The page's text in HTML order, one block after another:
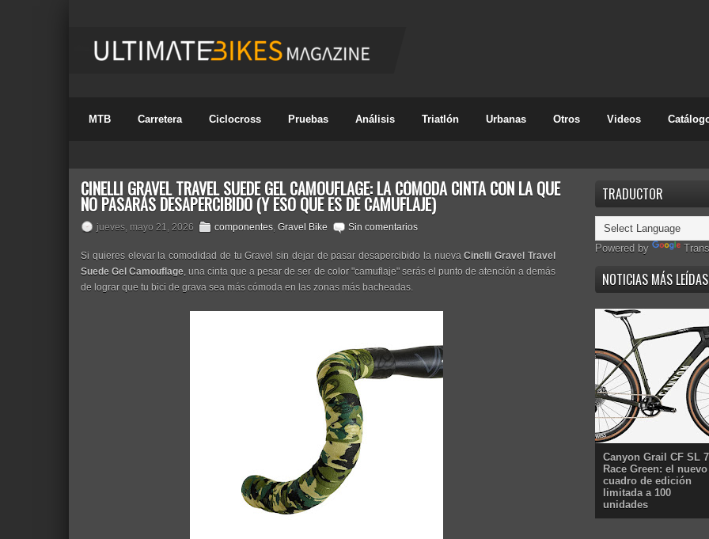
MTB Carretera Ciclocross Pruebas Análisis Triatlón Urbanas Otros Videos
CINELLI GRAVEL TRAVEL SUEDE GEL CAMOUFLAGE: LA CÓMODA CINTA CON LA QUE
NO PASARÁS DESAPERCIBIDO (Y ESO QUE ES DE CAMUFLAJE)
jueves, mayo 21, 2026 componentes, Gravel Bike Sin comentarios
Si quieres elevar la comodidad de tu Gravel sin dejar de pasar desapercibido la nuevaCinelli Gravel Travel
Suede Gel Camouflage, una cinta que a pesar de ser de color "camuflaje" serás el punto de atención a demás
de lograr que tu bici de grava sea más cómoda en las zonas más bacheadas.
TRADUCTOR
Powered by
NOTICIAS MÁS LEÍDAS
Canyon Grail CF SL 7
Race Green: el nuevo
cuadro de edición
limitada a 100
unidades